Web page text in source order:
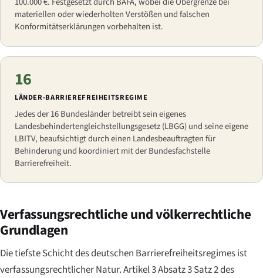
materiellen oder wiederholten Verstößen und falschen
Konformitätserklärungen vorbehalten ist.
16
LÄNDER-BARRIEREFREIHEITSREGIME
Jedes der 16 Bundesländer betreibt sein eigenes
Landesbehindertengleichstellungsgesetz (LBGG) und seine eigene
LBITV, beaufsichtigt durch einen Landesbeauftragten für
Behinderung und koordiniert mit der Bundesfachstelle
Barrierefreiheit.
Verfassungsrechtliche und völkerrechtliche
Grundlagen
Die tiefste Schicht des deutschen Barrierefreiheitsregimes ist
verfassungsrechtlicher Natur. Artikel 3 Absatz 3 Satz 2 des